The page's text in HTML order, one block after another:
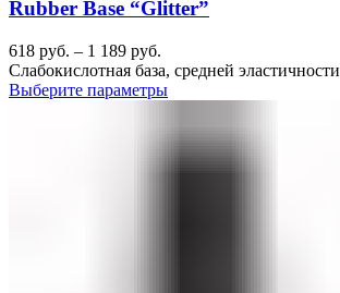
Rubber Base “Glitter”
618 руб. – 1 189 руб.
Слабокислотная база, средней эластичности
Выберите параметры